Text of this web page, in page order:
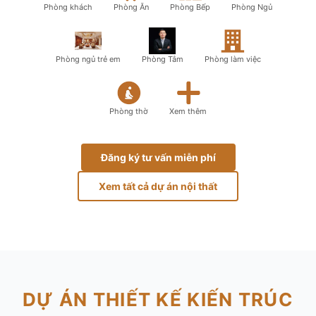
Phòng khách Phòng Ăn Phòng Bếp Phòng Ngủ
Phòng ngủ trẻ em Phòng Tắm Phòng làm việc
Phòng thờ Xem thêm
Đăng ký tư vấn miễn phí
Xem tất cả dự án nội thất
DỰ ÁN THIẾT KẾ KIẾN TRÚC